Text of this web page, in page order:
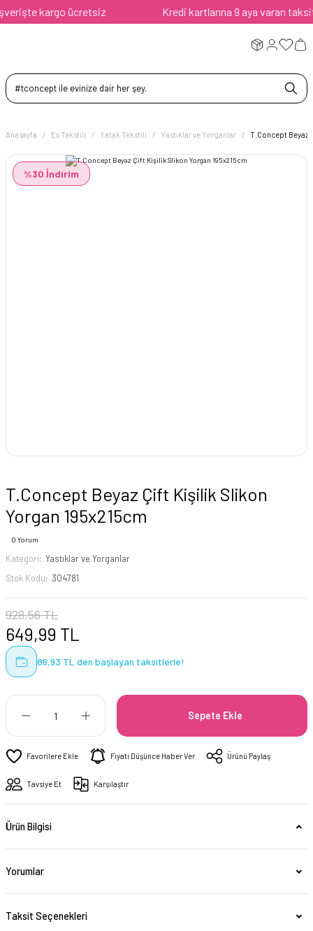
kargo ücretsiz Kredi kartlarına 9 aya varan taksit
Anasayfa Ev Tekstili Yatak Tekstili Yastıklar ve Yorganlar T.Concept Beyaz
%30 İndirim
T.Concept Beyaz Çift Kişilik Slikon
Yorgan 195x215cm
0 Yorum
Kategori
Yastıklar ve Yorganlar
Stok Kodu
304781
928,56 TL
649,99 TL
86,93 TL den başlayan taksitlerle!
Sepete Ekle
Fiyatı Düşünce Haber Ver Ürünü Paylaş
Tavsiye Et Karşılaştır
Ürün Bilgisi
Yorumlar
Taksit Seçenekleri